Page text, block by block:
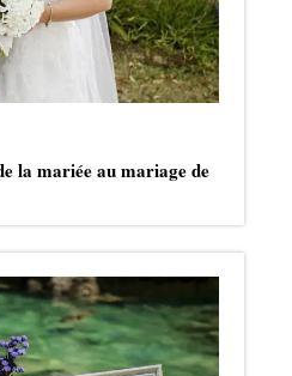
la mariée au mariage de